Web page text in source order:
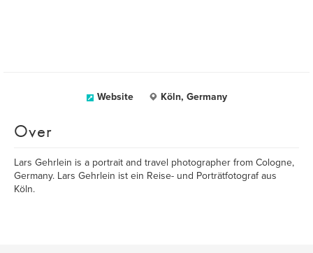
Website Köln, Germany
Over
Lars Gehrlein is a portrait and travel photographer from Cologne,
Germany. Lars Gehrlein ist ein Reise- und Porträtfotograf aus
Köln.